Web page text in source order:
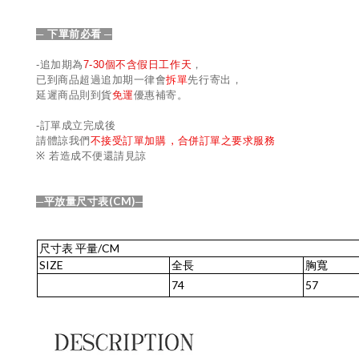
─ 下單前必看 ─
-追加期為7-30個不含假日工作天 ，
已到商品超過追加期一律會拆單先行寄出，
延遲商品則到貨免運優惠補寄。
-訂單成立完成後
請體諒我們不接受訂單加購 , 合併訂單之要求服務
※ 若造成不便還請見諒
─平放量尺寸表(CM)─
尺寸表平量/CM
SIZE
全長 胸寬
74
57